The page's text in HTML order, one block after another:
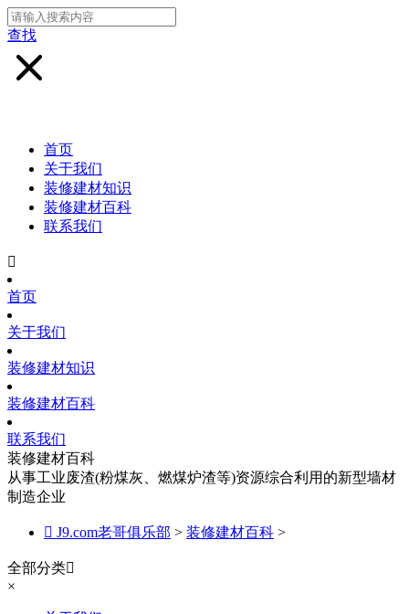
查找
首页
关于我们
装修建材知识
装修建材百科
联系我们

首页
关于我们
装修建材知识
装修建材百科
联系我们
装修建材百科
从事工业废渣(粉煤灰、燃煤炉渣等)资源综合利用的新型墙材
制造企业
 J9.com老哥俱乐部 > 装修建材百科 >
全部分类
×